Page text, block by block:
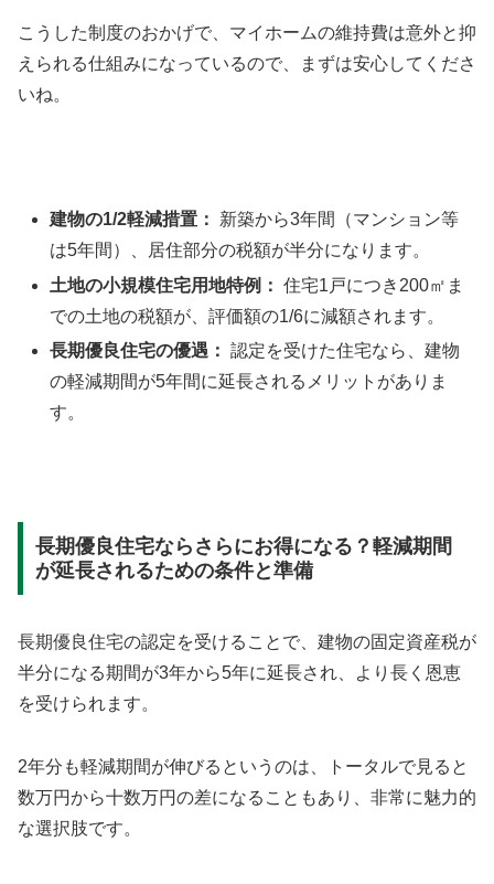
こうした制度のおかげで、マイホームの維持費は意外と抑
えられる仕組みになっているので、まずは安心してくださ
いね。
建物の1/2軽減措置：
新築から3年間（マンション等
は5年間）、居住部分の税額が半分になります。
土地の小規模住宅用地特例： 住宅1戸につき200㎡ま
での土地の税額が、評価額の1/6に減額されます。
長期優良住宅の優遇： 認定を受けた住宅なら、建物
の軽減期間が5年間に延長されるメリットがありま
す。
長期優良住宅ならさらにお得になる？軽減期間
が延長されるための条件と準備
長期優良住宅の認定を受けることで、建物の固定資産税が
半分になる期間が3年から5年に延長され、より長く恩恵
を受けられます。
2年分も軽減期間が伸びるというのは、トータルで見ると
数万円から十数万円の差になることもあり、非常に魅力的
な選択肢です。